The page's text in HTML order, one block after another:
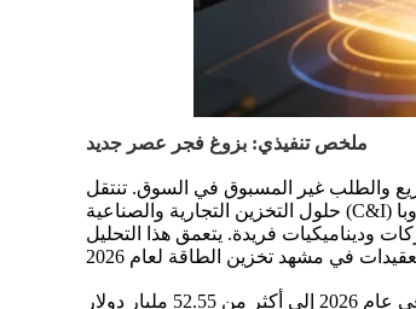
ملخص تنفيذي: بزوغ فجر عصر جديد
التكنولوجي السريع والطلب غير المسبوق في السوق. تنتقل
حلول التخزين التجارية والصناعية (C&I) وحلول التخزين في حاويات على نطاق المرافق من تطبيقات متخصصة إلى ركائز لا غنى عنها للشبكة الحديثة. تكشف الأسواق في جميع أنحاء أوروبا
وديناميكيات فريدة. يتعمق هذا التحليل
إن حجم النمو المتوقع مذهل. على الصعيد العالمي، من المتوقع أن يرتفع سوق بطاريات تخزين الطاقة الشمسية من 7.83 مليار دولار أمريكي في عام 2026 إلى أكثر من 52.55 مليار دولار